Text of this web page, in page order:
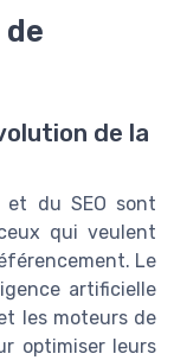
de la
et du SEO sont
qui veulent
Le
artificielle
les moteurs de
optimiser leurs